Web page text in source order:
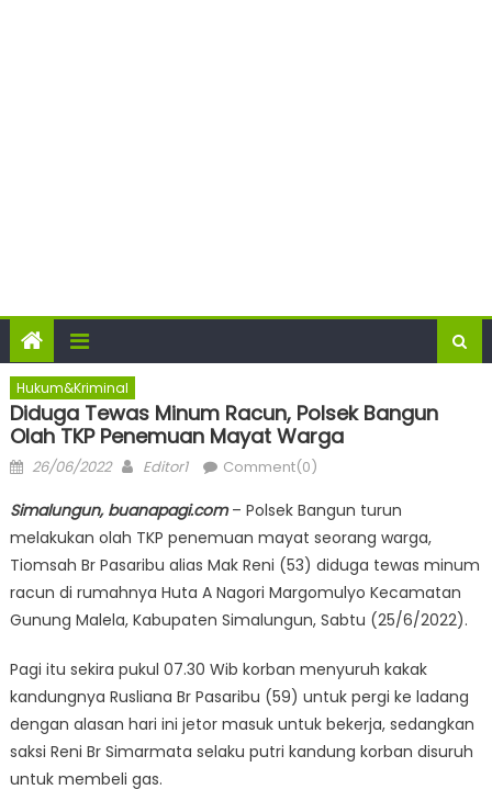
Hukum&Kriminal
Diduga Tewas Minum Racun, Polsek Bangun
Olah TKP Penemuan Mayat Warga
Posted
26/06/2022 Author
Editor1 Comment(0)
Simalungun, buanapagi.com– Polsek Bangun turun
melakukan olah TKP penemuan mayat seorang warga,
Tiomsah Br Pasaribu alias Mak Reni (53) diduga tewas minum
racun di rumahnya Huta A Nagori Margomulyo Kecamatan
Gunung Malela, Kabupaten Simalungun, Sabtu (25/6/2022).
Pagi itu sekira pukul 07.30 Wib korban menyuruh kakak
kandungnya Rusliana Br Pasaribu (59) untuk pergi ke ladang
dengan alasan hari ini jetor masuk untuk bekerja, sedangkan
saksi Reni Br Simarmata selaku putri kandung korban disuruh
untuk membeli gas.